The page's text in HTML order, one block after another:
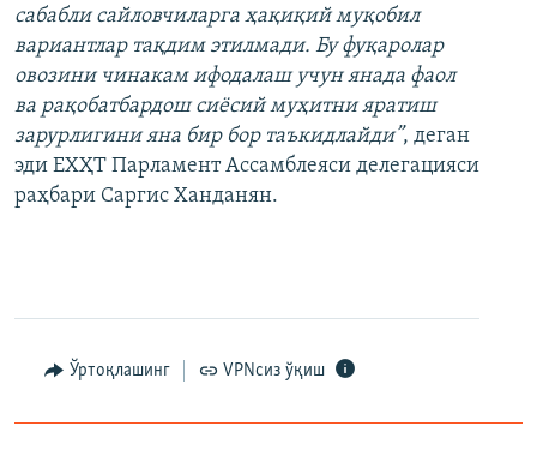
сабабли сайловчиларга ҳақиқий муқобил
вариантлар тақдим этилмади. Бу фуқаролар
овозини чинакам ифодалаш учун янада фаол
ва рақобатбардош сиёсий муҳитни яратиш
зарурлигини яна бир бор таъкидлайди”, деган
эди ЕХҲТ Парламент Ассамблеяси делегацияси
раҳбари Саргис Ханданян.
Ўртоқлашинг VPNсиз ўқиш